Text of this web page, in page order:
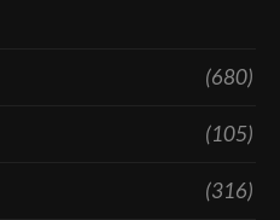
(680)
(105)
(316)